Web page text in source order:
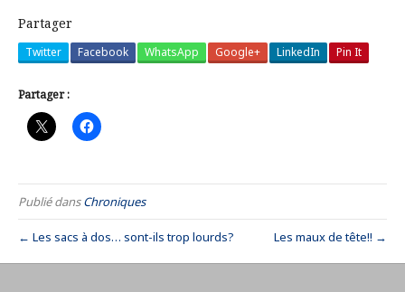
Partager
Twitter Facebook WhatsApp Google+ LinkedIn Pin It
Partager :
Publié dansChroniques
← Les sacs à dos… sont-ils trop lourds? Les maux de tête!! →